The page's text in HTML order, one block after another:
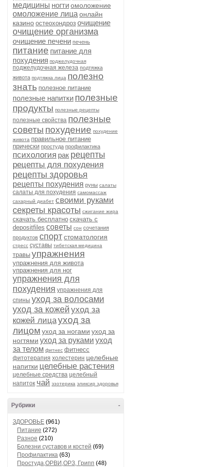
медицины ногтиомоложение
омоложение лица онлайн
казино остеохондроз очищение
очищение организма
очищение печени печень
питание питание для
похудения поджелудочная
поджелудочная железа подтяжка
живота подтяжка лица полезно
знать полезное питание
полезные напитки полезные
продукты полезные рецепты
полезные свойства полезные
советы похудение похудение
живота правильное питание
прически простуда профилактика
психология рак рецепты
рецепты для похудения
рецепты здоровья
рецепты похудения руны салаты
салаты для похудения самомассаж
сахарный диабет своими руками
секреты красоты сжигание жира
скачать бесплатно скачать с
depositfiles советы сон сочетания
продуктов спортстоматология
стресс суставы тибетская медицина
травы упражнения
упражнения для живота
упражнения для ног
упражнения для
похудения упражнения для
спины уход за волосами
уход за кожей уход за
кожей лицауход за
лицом уход за ногами уход за
ногтями уход за руками уход
за телом фитнес фитнесс
фитотерапия холестерин целебные
напитки целебные растения
целебные средства целебный
напиток чай эзотерика эликсир здоровья
-
Рубрики
ЗДОРОВЬЕ (961)
Питание (272)
Разное (210)
Болезни суставов и костей (69)
Профилактика (63)
Простуда,ОРВИ,ОРЗ, Грипп (48)